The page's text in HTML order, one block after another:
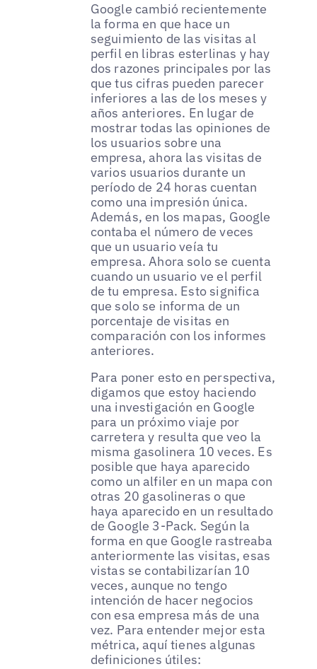
Google cambió recientemente
la forma en que hace un
seguimiento de las visitas al
perfil en libras esterlinas y hay
dos razones principales por las
que tus cifras pueden parecer
inferiores a las de los meses y
años anteriores. En lugar de
mostrar todas las opiniones de
los usuarios sobre una
empresa, ahora las visitas de
varios usuarios durante un
período de 24 horas cuentan
como una impresión única.
Además, en los mapas, Google
contaba el número de veces
que un usuario veía tu
empresa. Ahora solo se cuenta
cuando un usuario ve el perfil
de tu empresa. Esto significa
que solo se informa de un
porcentaje de visitas en
comparación con los informes
anteriores.
Para poner esto en perspectiva,
digamos que estoy haciendo
una investigación en Google
para un próximo viaje por
carretera y resulta que veo la
misma gasolinera 10 veces. Es
posible que haya aparecido
como un alfiler en un mapa con
otras 20 gasolineras o que
haya aparecido en un resultado
de Google 3-Pack. Según la
forma en que Google rastreaba
anteriormente las visitas, esas
vistas se contabilizarían 10
veces, aunque no tengo
intención de hacer negocios
con esa empresa más de una
vez. Para entender mejor esta
métrica, aquí tienes algunas
definiciones útiles: